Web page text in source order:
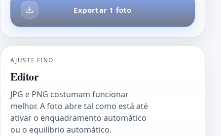
Exportar 1 foto
AJUSTE FINO
Editor
JPG e PNG costumam funcionar
melhor. A foto abre tal como está até
ativar o enquadramento automático
ou o equilíbrio automático.